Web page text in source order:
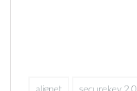
alignet securekey 2.0